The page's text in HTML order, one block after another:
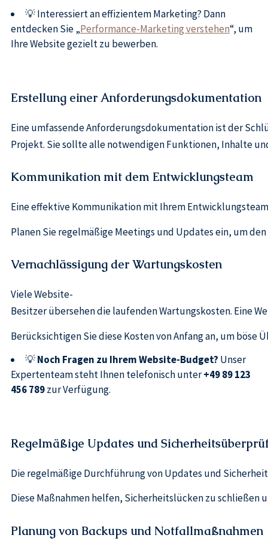
💡 Interessiert an effizientem Marketing? Dann
entdecken Sie „Performance-Marketing verstehen“, um
Ihre Website gezielt zu bewerben.
Erstellung einer Anforderungsdokumentation
Eine umfassende Anforderungsdokumentation ist der
Projekt. Sie sollte alle notwendigen Funktionen, Inhalte
Kommunikation mit dem Entwicklungsteam
Eine effektive Kommunikation mit Ihrem
Planen Sie regelmäßige Meetings und Updates ein, um
Vernachlässigung der Wartungskosten
Viele Website-
Besitzer übersehen die laufenden Wartungskosten. Eine
Berücksichtigen Sie diese Kosten von Anfang an, um
💡Noch Fragen zu Ihrem Website-Budget? Unser
Expertenteam steht Ihnen telefonisch unter+49 89 123
456 789zur Verfügung.
Regelmäßige Updates und
Die regelmäßige Durchführung von Updates und
Diese Maßnahmen helfen, Sicherheitslücken zu
Planung von Backups und Notfallmaßnahmen